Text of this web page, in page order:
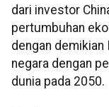
dari investor
pertumbuhan
dengan demikian
negara dengan
dunia pada 2050.